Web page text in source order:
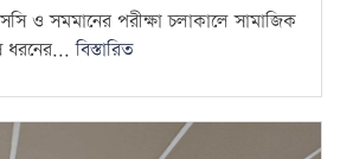
ও সমমানের পরীক্ষা চলাকালে সামাজিক
ধরনের...বিস্তারিত